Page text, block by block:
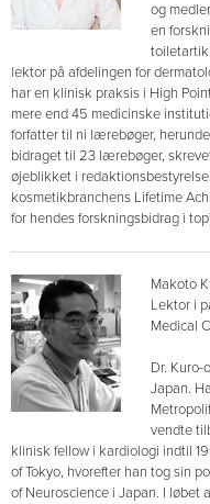
og
en
lektor på afdelingen for
har en klinisk praksis i High
mere end 45 medicinske
forfatter til ni lærebøger,
bidraget til 23 lærebøger,
øjeblikket i
kosmetikbranchens Lifetime
for hendes forskningsbidrag i
Makoto
Lektor i
Medical
Dr. Kuro-
Japan.
vendte
klinisk fellow i kardiologi indtil
of Tokyo, hvorefter han tog sin
of Neuroscience i Japan. I løbet